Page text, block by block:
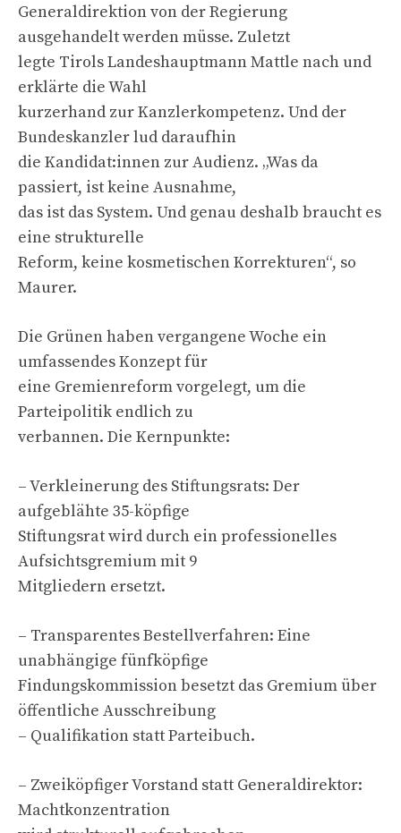
Generaldirektion von der Regierung
ausgehandelt werden müsse. Zuletzt
legte Tirols Landeshauptmann Mattle nach und
erklärte die Wahl
kurzerhand zur Kanzlerkompetenz. Und der
Bundeskanzler lud daraufhin
die Kandidat:innen zur Audienz. „Was da
passiert, ist keine Ausnahme,
das ist das System. Und genau deshalb braucht es
eine strukturelle
Reform, keine kosmetischen Korrekturen“, so
Maurer.
Die Grünen haben vergangene Woche ein
umfassendes Konzept für
eine Gremienreform vorgelegt, um die
Parteipolitik endlich zu
verbannen. Die Kernpunkte:
– Verkleinerung des Stiftungsrats: Der
aufgeblähte 35-köpfige
Stiftungsrat wird durch ein professionelles
Aufsichtsgremium mit 9
Mitgliedern ersetzt.
– Transparentes Bestellverfahren: Eine
unabhängige fünfköpfige
Findungskommission besetzt das Gremium über
öffentliche Ausschreibung
– Qualifikation statt Parteibuch.
– Zweiköpfiger Vorstand statt Generaldirektor:
Machtkonzentration